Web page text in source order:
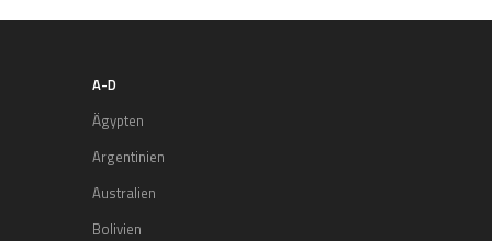
A-D
Ägypten
Argentinien
Australien
Bolivien